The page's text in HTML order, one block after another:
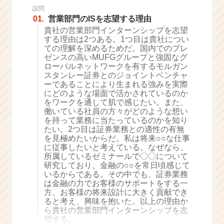
ト
が
届
く
就
活
サ
イ
ト
チ
ア
キ
ャ
リ
ア
（C
h
e
e
設問
01. 営業部門のISを志望する理由
貴社の営業部門インターンシップを志望
する理由は2つある。1つ目は貴社につい
ての理解を深めるためだ。国内でのプレ
ゼンスの高いMUFGグループと強固なグ
ローバルネットワークを有するモルガン
スタンレー証券とのジョイントベンチャ
ーであることにより生まれる強みを実際
にどのような場面で活かされているのか
をワークを通して肌で感じたい。また、
働いている社員の方々がどのような想い
を持って業務に当たっているのかを知り
たい。2つ目は証券業務との適性の有無
を見極めたいからだ。私は将来○○な仕事
に従事したいと考えている。なぜなら、
所属しているゼミナールで〇〇について
研究しており、金融の○○を常日頃感じて
いるからである。その中でも、証券業務
は金融の力でお客様のサポートをする一
方、お客様の将来設計に大きく貢献でき
ると考え、興味を抱いた。以上の理由か
ら貴社の営業部門インターンシップを志
望する。